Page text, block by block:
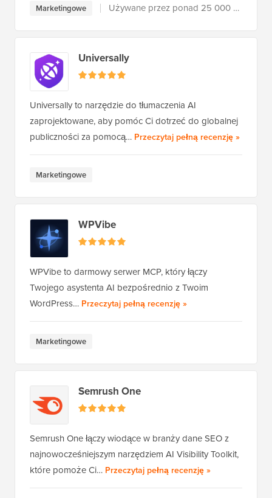
Marketingowe Używane przez ponad 25 000 użytkowników
Universally
Universally to narzędzie do tłumaczenia AI
zaprojektowane, aby pomóc Ci dotrzeć do globalnej
publiczności za pomocą… Przeczytaj pełną recenzję»
Marketingowe
WPVibe
WPVibe to darmowy serwer MCP, który łączy
Twojego asystenta AI bezpośrednio z Twoim
WordPress… Przeczytaj pełną recenzjęWPVibe
»
Marketingowe
Semrush One
Semrush One łączy wiodące w branży dane SEO z
najnowocześniejszym narzędziem AI Visibility Toolkit,
które pomoże Ci… Przeczytaj pełną recenzjęSemrush One
»